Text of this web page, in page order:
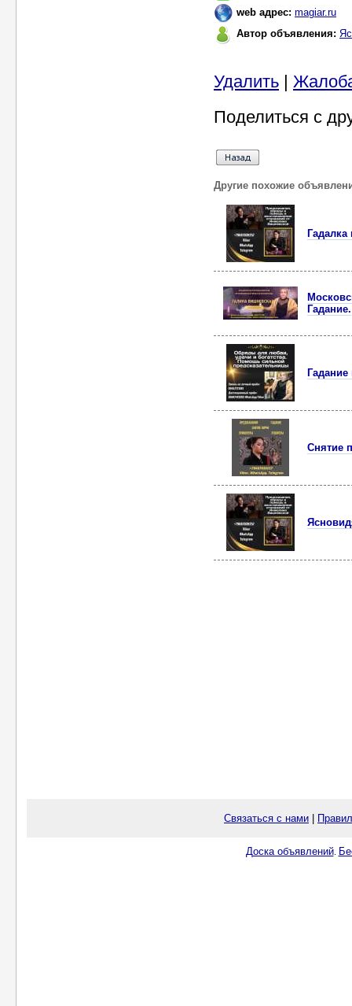
web адрес: magiar.ru
Автор объявления:
Удалить |
Поделиться с
Другие похожие
Гадание.
Снятие
Связаться с нами
Доска объявлений.